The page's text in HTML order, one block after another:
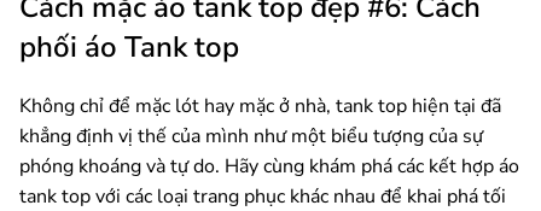
phối áo Tank top
Không chỉ để mặc lót hay mặc ở nhà, tank top hiện tại đã
khẳng định vị thế của mình như một biểu tượng của sự
phóng khoáng và tự do. Hãy cùng khám phá các kết hợp áo
tank top với các loại trang phục khác nhau để khai phá tối